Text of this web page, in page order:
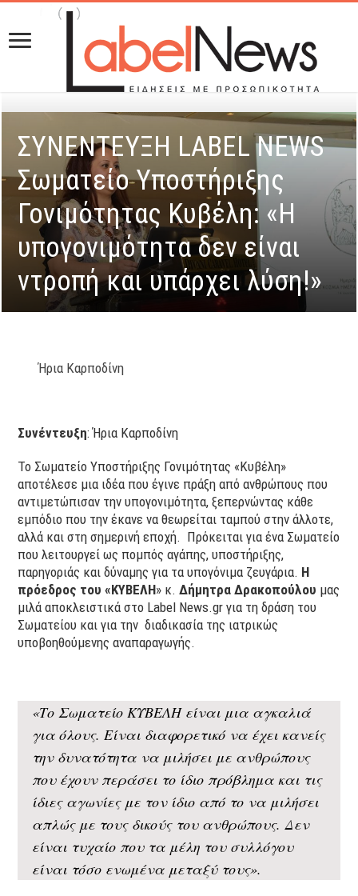
ΣΥΝΕΝΤΕΥΞΗ LABEL NEWS
Σωματείο Υποστήριξης
Γονιμότητας Κυβέλη: «H
υπογονιμότητα δεν είναι
ντροπή και υπάρχει λύση!»
Ήρια Καρποδίνη
Συνέντευξη: Ήρια Καρποδίνη
Το Σωματείο Υποστήριξης Γονιμότητας «Κυβέλη»
αποτέλεσε μια ιδέα που έγινε πράξη από ανθρώπους που
αντιμετώπισαν την υπογονιμότητα, ξεπερνώντας κάθε
εμπόδιο που την έκανε να θεωρείται ταμπού στην άλλοτε,
αλλά και στη σημερινή εποχή. Πρόκειται για ένα Σωματείο
που λειτουργεί ως πομπός αγάπης, υποστήριξης,
παρηγοριάς και δύναμης για τα υπογόνιμα ζευγάρια. Η
πρόεδρος του «ΚΥΒΕΛΗ» κ.Δήμητρα Δρακοπούλου μας
μιλά αποκλειστικά στο Label News.gr για τη δράση του
Σωματείου και για την διαδικασία της ιατρικώς
υποβοηθούμενης αναπαραγωγής.
«Το Σωματείο ΚΥΒΕΛΗ είναι μια αγκαλιά
για όλους. Είναι διαφορετικό να έχει κανείς
την δυνατότητα να μιλήσει με ανθρώπους
που έχουν περάσει το ίδιο πρόβλημα και τις
ίδιες αγωνίες με τον ίδιο από το να μιλήσει
απλώς με τους δικούς του ανθρώπους. Δεν
είναι τυχαίο που τα μέλη του συλλόγου
είναι τόσο ενωμένα μεταξύ τους».